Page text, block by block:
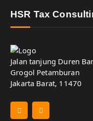
HSR Tax
Jalan tanjung Duren
Grogol Petamburan
Jakarta Barat, 11470